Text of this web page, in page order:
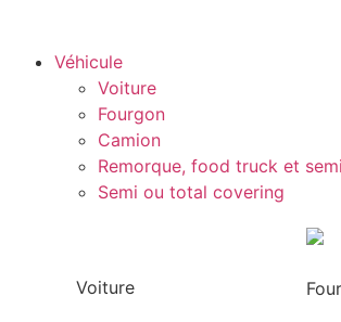
Véhicule
Voiture
Fourgon
Camion
Remorque, food truck et
Semi ou total covering
Voiture